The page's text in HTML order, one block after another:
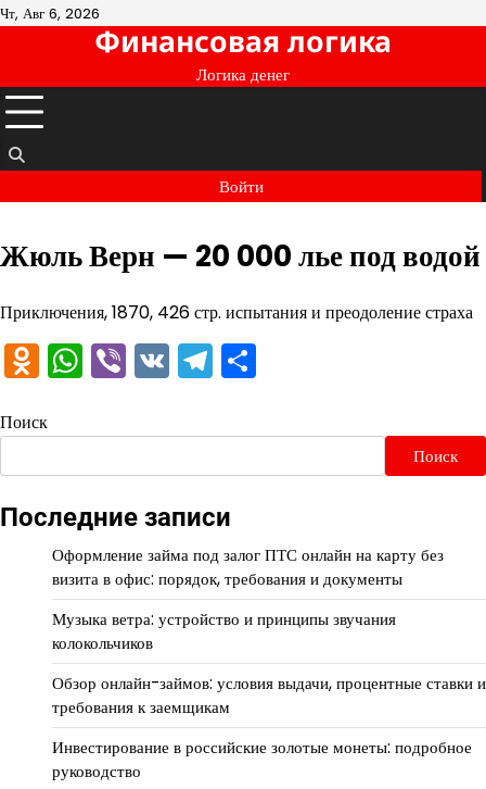
Перейти
Чт, Авг 6, 2026
Финансовая логика
Логика денег
Войти
Жюль Верн — 20 000 лье под водой
Приключения, 1870, 426 стр. испытания и преодоление страха
Odnoklassniki
WhatsApp
Viber
VKTelegram
Поиск
Поиск
Последние записи
Оформление займа под залог ПТС онлайн на карту без
визита в офис: порядок, требования и документы
Музыка ветра: устройство и принципы звучания
колокольчиков
Обзор онлайн-займов: условия выдачи, процентные ставки и
требования к заемщикам
Инвестирование в российские золотые монеты: подробное
руководство